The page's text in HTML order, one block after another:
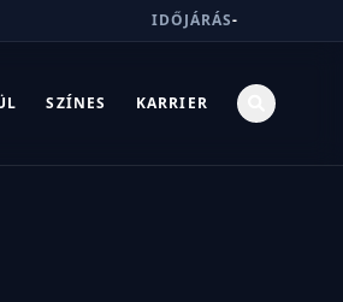
IDŐJÁRÁS-
SZÍNES KARRIER